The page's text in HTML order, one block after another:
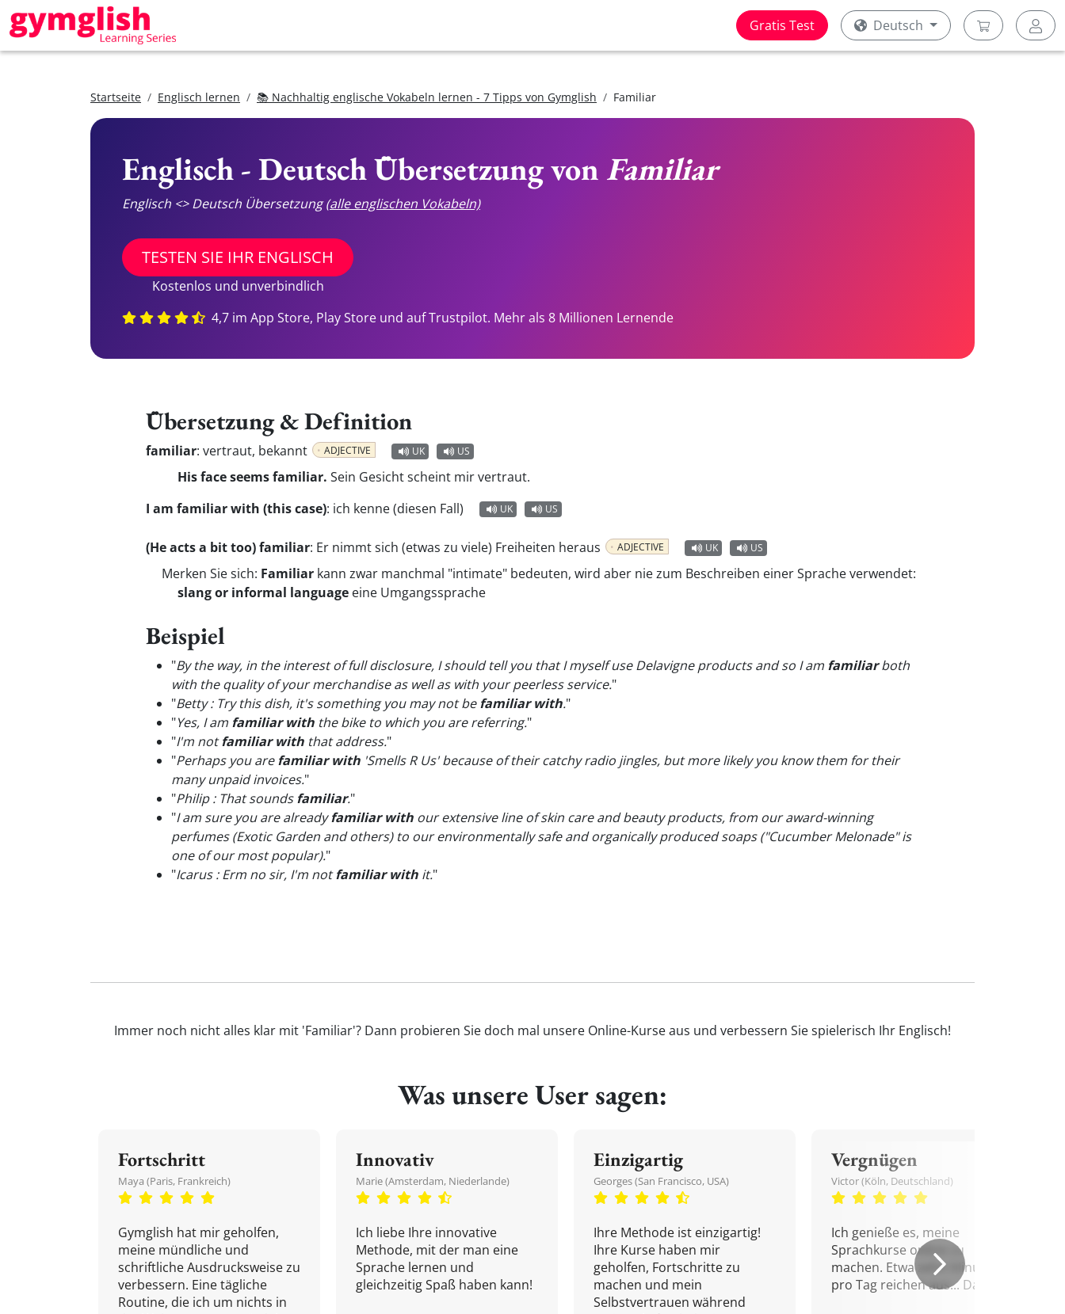
Gratis Test Deutsch
Startseite Englisch lernen 📚 Nachhaltig englische Vokabeln lernen - 7 Tipps von Gymglish Familiar
Englisch - Deutsch Übersetzung von Familiar
Englisch <> Deutsch Übersetzung(alle englischen Vokabeln)
TESTEN SIE IHR ENGLISCH
Kostenlos und unverbindlich
4,7 im App Store, Play Store und auf Trustpilot. Mehr als 8 Millionen Lernende
Übersetzung & Definition
familiar: vertraut, bekannt ADJECTIVE UK US
His face seems familiar. Sein Gesicht scheint mir vertraut.
I am familiar with (this case): ich kenne (diesen Fall) UK US
(He acts a bit too) familiar: Er nimmt sich (etwas zu viele) Freiheiten heraus ADJECTIVE UK US
Merken Sie sich: Familiar kann zwar manchmal "intimate" bedeuten, wird aber nie zum Beschreiben einer Sprache verwendet:
slang or informal language eine Umgangssprache
Beispiel
"By the way, in the interest of full disclosure, I should tell you that I myself use Delavigne products and so I am familiarboth
with the quality of your merchandise as well as with your peerless service."
"Betty : Try this dish, it's something you may not befamiliar with."
"Yes, I am familiar with the bike to which you are referring."
"I'm notfamiliar with that address."
"Perhaps you arefamiliar with 'Smells R Us' because of their catchy radio jingles, but more likely you know them for their
many unpaid invoices."
"Philip : That soundsfamiliar."
"I am sure you are alreadyfamiliar with our extensive line of skin care and beauty products, from our award-winning
perfumes (Exotic Garden and others) to our environmentally safe and organically produced soaps ("Cucumber Melonade" is
one of our most popular)."
"Icarus : Erm no sir, I'm notfamiliar with it."
Immer noch nicht alles klar mit 'Familiar'? Dann probieren Sie doch mal unsere Online-Kurse aus und verbessern Sie spielerisch Ihr Englisch!
Was unsere User sagen:
Fortschritt
Maya (Paris, Frankreich)
Gymglish hat mir geholfen,
meine mündliche und
schriftliche Ausdrucksweise zu
verbessern. Eine tägliche
Routine, die ich um nichts in
Innovativ
Marie (Amsterdam, Niederlande)
Ich liebe Ihre innovative
Methode, mit der man eine
Sprache lernen und
gleichzeitig Spaß haben kann!
Einzigartig
Georges (San Francisco, USA)
Ihre Methode ist einzigartig!
Ihre Kurse haben mir
geholfen, Fortschritte zu
machen und mein
Selbstvertrauen während
Vergnügen
Victor (Köln, Deutschland)
Ich genieße es, meine
Sprachkurse online zu
machen. Etwa zehn Minuten
pro Tag reichen aus... Danke!